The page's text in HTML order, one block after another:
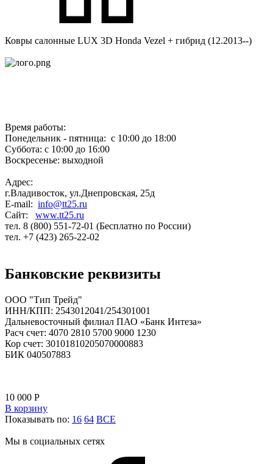
Ковры салонные LUX 3D Honda Vezel + гибрид (12.2013--)
Время работы:
Понедельник - пятница: с 10:00 до 18:00
Суббота: с 10:00 до 16:00
Воскресенье: выходной
Адрес:
г.Владивосток, ул.Днепровская, 25д
E-mail: info@tt25.ru
Сайт: www.tt25.ru
тел. 8 (800) 551-72-01 (Бесплатно по России)
тел. +7 (423) 265-22-02
Банковские реквизиты
ООО "Тип Трейд"
ИНН/КПП: 2543012041/254301001
Дальневосточный филиал ПАО «Банк Интеза»
Расч счет: 4070 2810 5700 9000 1230
Кор счет: 30101810205070000883
БИК 040507883
10 000 Р
В корзину
Показывать по: 16 64 ВСЕ
Мы в социальных сетях